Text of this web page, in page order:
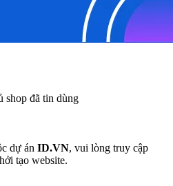
shop đã tin dùng
dự án ID.VN, vui lòng truy cập
tạo website.